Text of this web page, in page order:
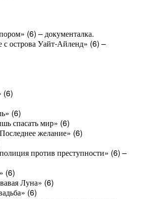
(6) – документалка.
с острова Уайт-Айленд» (6) –
(6)
(6)
спасать мир» (6)
желание» (6)
против преступности» (6) –
(6)
Луна» (6)
(6)